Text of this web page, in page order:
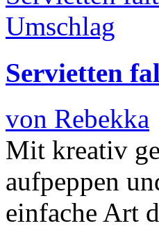
Servietten
von Rebekka
Mit kreativ
aufpeppen
einfache Art